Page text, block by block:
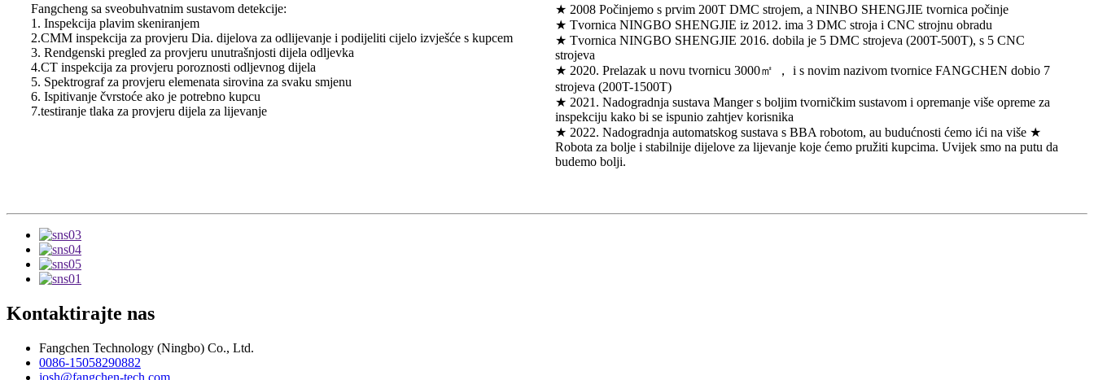
Fangcheng sa sveobuhvatnim sustavom detekcije:
1. Inspekcija plavim skeniranjem
2.CMM inspekcija za provjeru Dia. dijelova za odlijevanje i podijeliti cijelo izvješće s kupcem
3. Rendgenski pregled za provjeru unutrašnjosti dijela odljevka
4.CT inspekcija za provjeru poroznosti odljevnog dijela
5. Spektrograf za provjeru elemenata sirovina za svaku smjenu
6. Ispitivanje čvrstoće ako je potrebno kupcu
7.testiranje tlaka za provjeru dijela za lijevanje
★ 2008 Počinjemo s prvim 200T DMC strojem, a NINBO SHENGJIE tvornica počinje
★ Tvornica NINGBO SHENGJIE iz 2012. ima 3 DMC stroja i CNC strojnu obradu
★ Tvornica NINGBO SHENGJIE 2016. dobila je 5 DMC strojeva (200T-500T), s 5 CNC
strojeva
★ 2020. Prelazak u novu tvornicu 3000㎡ ， i s novim nazivom tvornice FANGCHEN dobio 7
strojeva (200T-1500T)
★ 2021. Nadogradnja sustava Manger s boljim tvorničkim sustavom i opremanje više opreme za
inspekciju kako bi se ispunio zahtjev korisnika
★ 2022. Nadogradnja automatskog sustava s BBA robotom, au budućnosti ćemo ići na više ★
Robota za bolje i stabilnije dijelove za lijevanje koje ćemo pružiti kupcima. Uvijek smo na putu da
budemo bolji.
Kontaktirajte nas
Fangchen Technology (Ningbo) Co., Ltd.
0086-15058290882
josh@fangchen-tech.com